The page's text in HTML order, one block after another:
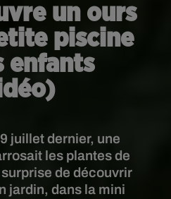
un ours
piscine
enfants
juillet dernier, une
les plantes de
de découvrir
jardin, dans la mini